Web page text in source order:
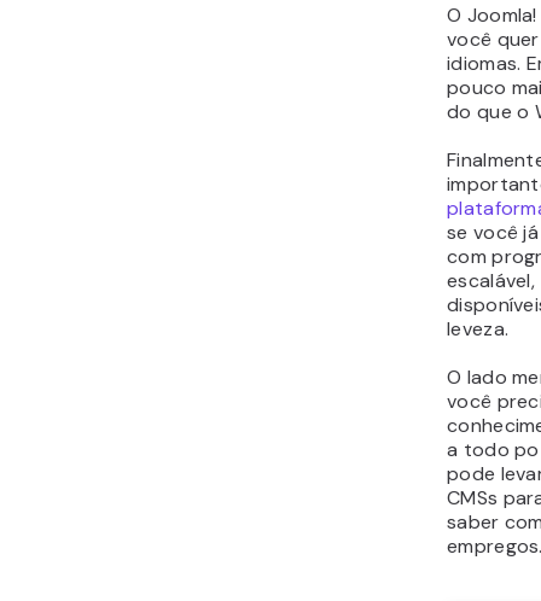
O
você
idiomas.
pouco
do que o
se você
com
leveza.
O lado
você
a todo
pode
CMSs
saber